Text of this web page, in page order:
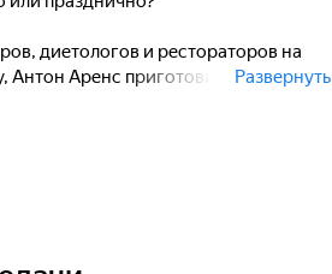
диетологов и рестораторов на
Антон Аренс приготовил интересные
Развернуть